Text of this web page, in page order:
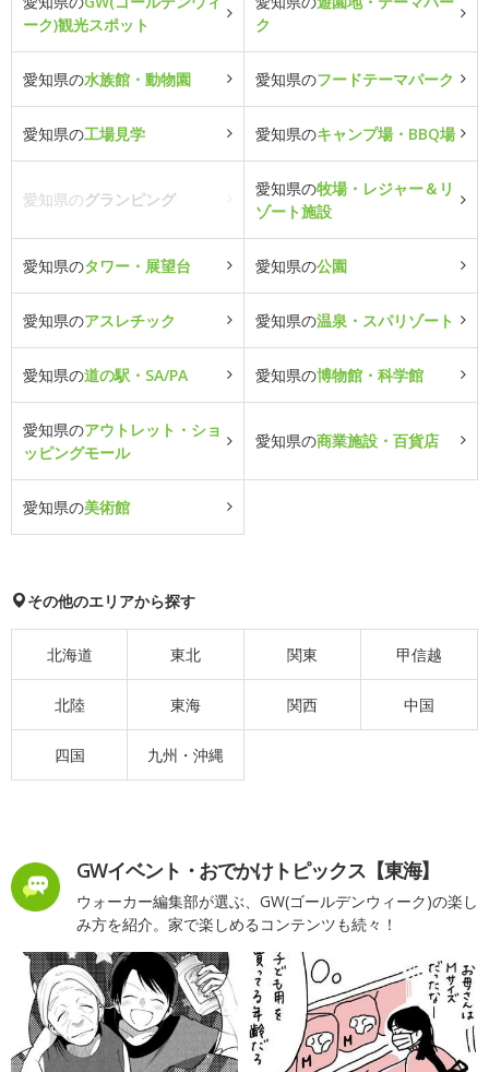
ーク)観光スポット
ク
愛知県の水族館・動物園 愛知県のフードテーマパーク
愛知県の工場見学 愛知県のキャンプ場・BBQ場
愛知県のグランピング
愛知県の牧場・レジャー＆リ
ゾート施設
愛知県のタワー・展望台 愛知県の公園
愛知県のアスレチック 愛知県の温泉・スパリゾート
愛知県の道の駅・SA/PA 愛知県の博物館・科学館
愛知県のアウトレット・ショ
ッピングモール
愛知県の商業施設・百貨店
愛知県の美術館
その他のエリアから探す
北海道 東北 関東 甲信越
北陸 東海 関西 中国
四国 九州・沖縄
GWイベント・おでかけトピックス【東海】
ウォーカー編集部が選ぶ、GW(ゴールデンウィーク)の楽し
み方を紹介。家で楽しめるコンテンツも続々！